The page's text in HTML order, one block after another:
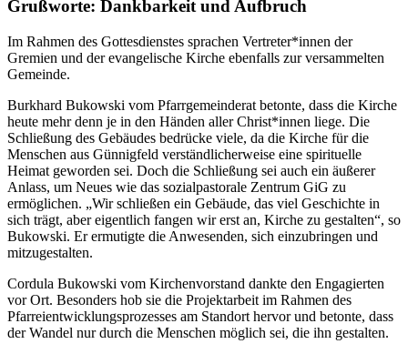
Grußworte: Dankbarkeit und Aufbruch
Im Rahmen des Gottesdienstes sprachen Vertreter*innen der
Gremien und der evangelische Kirche ebenfalls zur versammelten
Gemeinde.
Burkhard Bukowski vom Pfarrgemeinderat betonte, dass die Kirche
heute mehr denn je in den Händen aller Christ*innen liege. Die
Schließung des Gebäudes bedrücke viele, da die Kirche für die
Menschen aus Günnigfeld verständlicherweise eine spirituelle
Heimat geworden sei. Doch die Schließung sei auch ein äußerer
Anlass, um Neues wie das sozialpastorale Zentrum GiG zu
ermöglichen. „Wir schließen ein Gebäude, das viel Geschichte in
sich trägt, aber eigentlich fangen wir erst an, Kirche zu gestalten“, so
Bukowski. Er ermutigte die Anwesenden, sich einzubringen und
mitzugestalten.
Cordula Bukowski vom Kirchenvorstand dankte den Engagierten
vor Ort. Besonders hob sie die Projektarbeit im Rahmen des
Pfarreientwicklungsprozesses am Standort hervor und betonte, dass
der Wandel nur durch die Menschen möglich sei, die ihn gestalten.